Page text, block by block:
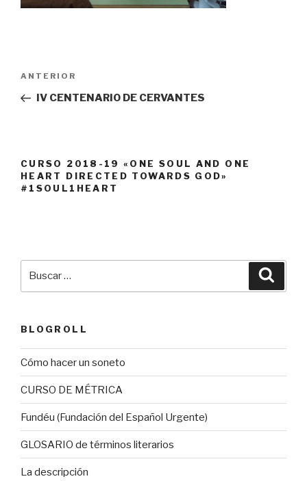
entradas
Entrada
anterior:
ANTERIOR
IV CENTENARIO DE CERVANTES
CURSO 2018-19 «ONE SOUL AND ONE
HEART DIRECTED TOWARDS GOD»
#1SOUL1HEART
BLOGROLL
Cómo hacer un soneto
CURSO DE MÉTRICA
Fundéu (Fundación del Español Urgente)
GLOSARIO de términos literarios
La descripción